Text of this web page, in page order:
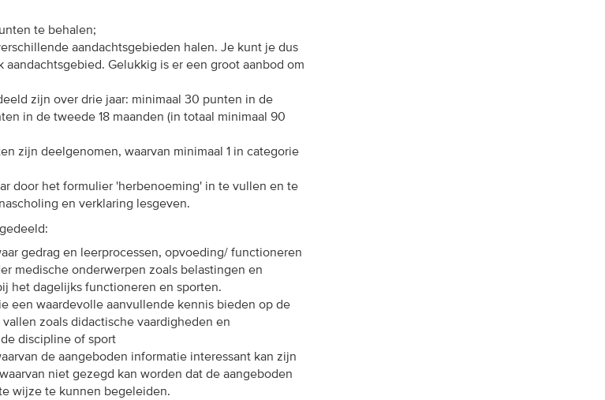
te behalen;
aandachtsgebieden halen. Je kunt je dus
Gelukkig is er een groot aanbod om
zijn over drie jaar: minimaal 30 punten in de
in de tweede 18 maanden (in totaal minimaal 90
zijn deelgenomen, waarvan minimaal 1 in categorie
door het formulier 'herbenoeming' in te vullen en te
en verklaring lesgeven.
gedrag en leerprocessen, opvoeding/ functioneren
medische onderwerpen zoals belastingen en
het dagelijks functioneren en sporten.
een waardevolle aanvullende kennis bieden op de
zoals didactische vaardigheden en
discipline of sport
de aangeboden informatie interessant kan zijn
niet gezegd kan worden dat de aangeboden
wijze te kunnen begeleiden.